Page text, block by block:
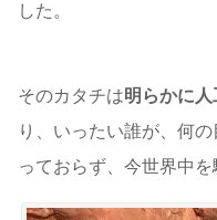
した。
そのカタチは明らかに
り、いったい誰が、何
っておらず、今世界中を